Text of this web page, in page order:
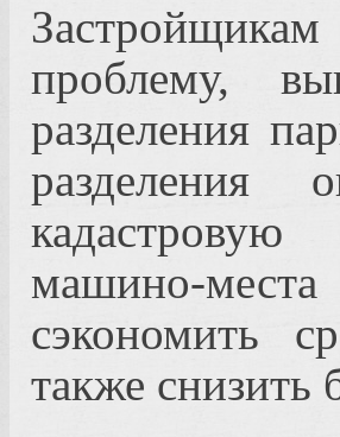
проблему,
разделения
разделения
кадастровую
машино-
сэкономить
также снизить